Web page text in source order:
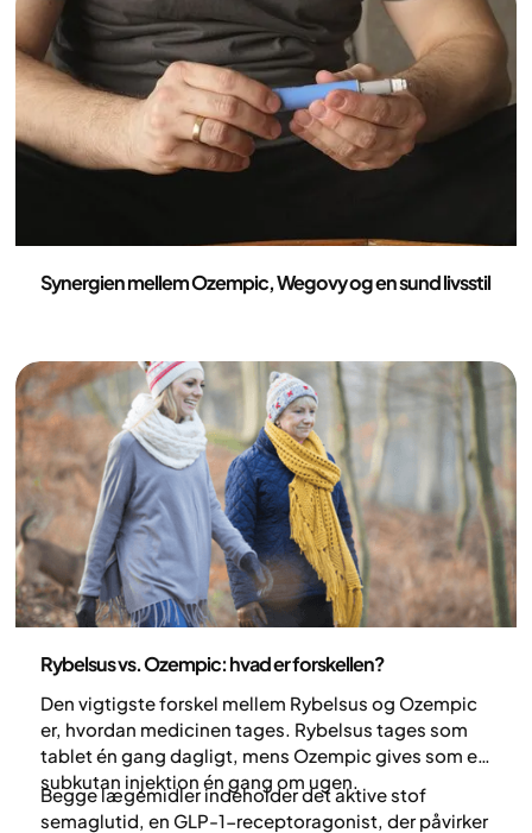
Synergien mellem Ozempic, Wegovy og en sund livsstil
Rybelsus vs. Ozempic: hvad er forskellen?
Den vigtigste forskel mellem Rybelsus og Ozempic
er, hvordan medicinen tages. Rybelsus tages som
tablet én gang dagligt, mens Ozempic gives som en
subkutan injektion én gang om ugen.
Begge lægemidler indeholder det aktive stof
semaglutid, en GLP-1-receptoragonist, der påvirker